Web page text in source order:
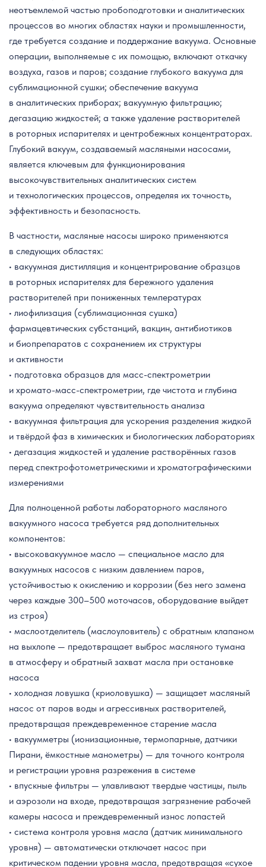
неотъемлемой частью пробоподготовки и аналитических
процессов во многих областях науки и промышленности,
где требуется создание и поддержание вакуума. Основные
операции, выполняемые с их помощью, включают откачку
воздуха, газов и паров; создание глубокого вакуума для
сублимационной сушки; обеспечение вакуума
в аналитических приборах; вакуумную фильтрацию;
дегазацию жидкостей; а также удаление растворителей
в роторных испарителях и центробежных концентраторах.
Глубокий вакуум, создаваемый масляными насосами,
является ключевым для функционирования
высокочувствительных аналитических систем
и технологических процессов, определяя их точность,
эффективность и безопасность.
В частности, масляные насосы широко применяются
в следующих областях:
• вакуумная дистилляция и концентрирование образцов
в роторных испарителях для бережного удаления
растворителей при пониженных температурах
• лиофилизация (сублимационная сушка)
фармацевтических субстанций, вакцин, антибиотиков
и биопрепаратов с сохранением их структуры
и активности
• подготовка образцов для масс-спектрометрии
и хромато-масс-спектрометрии, где чистота и глубина
вакуума определяют чувствительность анализа
• вакуумная фильтрация для ускорения разделения жидкой
и твёрдой фаз в химических и биологических лабораториях
• дегазация жидкостей и удаление растворённых газов
перед спектрофотометрическими и хроматографическими
измерениями
Для полноценной работы лабораторного масляного
вакуумного насоса требуется ряд дополнительных
компонентов:
• высоковакуумное масло — специальное масло для
вакуумных насосов с низким давлением паров,
устойчивостью к окислению и коррозии (без него замена
через каждые 300–500 моточасов, оборудование выйдет
из строя)
• маслоотделитель (маслоуловитель) с обратным клапаном
на выхлопе — предотвращает выброс масляного тумана
в атмосферу и обратный захват масла при остановке
насоса
• холодная ловушка (криоловушка) — защищает масляный
насос от паров воды и агрессивных растворителей,
предотвращая преждевременное старение масла
• вакуумметры (ионизационные, термопарные, датчики
Пирани, ёмкостные манометры) — для точного контроля
и регистрации уровня разрежения в системе
• впускные фильтры — улавливают твердые частицы, пыль
и аэрозоли на входе, предотвращая загрязнение рабочей
камеры насоса и преждевременный износ лопастей
• система контроля уровня масла (датчик минимального
уровня) — автоматически отключает насос при
критическом падении уровня масла, предотвращая «сухое